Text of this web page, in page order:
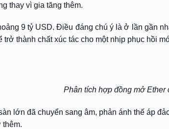
thay vì gia tăng thêm.
9 tỷ USD. Điều đáng chú ý là ở lần gần
thành chất xúc tác cho một nhịp phục hồi
Phân tích hợp đồng mở Ether
lớn đã chuyển sang âm, phản ánh thế áp
thêm.